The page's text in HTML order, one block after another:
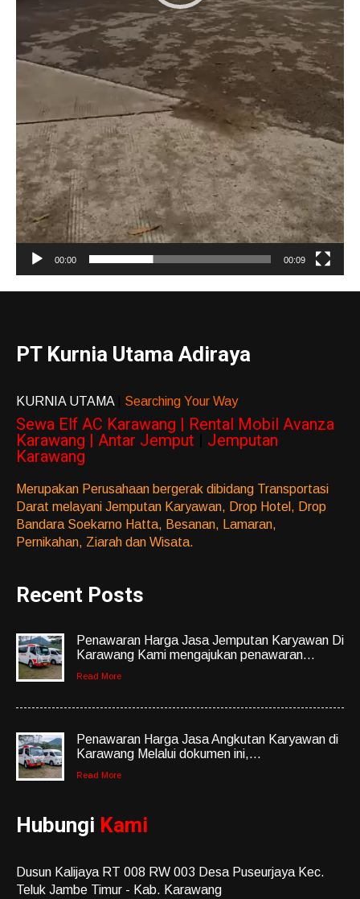
00:00 00:09
PT Kurnia Utama Adiraya
KURNIA UTAMA Searching Your Way
Sewa Elf AC Karawang | Rental Mobil Avanza
Karawang | Antar Jemput
Jemputan
Karawang
Merupakan Perusahaan bergerak dibidang Transportasi
Darat melayani Jemputan Karyawan, Drop Hotel, Drop
Bandara Soekarno Hatta, Besanan, Lamaran,
Pernikahan, Ziarah dan Wisata.
Recent Posts
Penawaran Harga Jasa Jemputan Karyawan Di
Karawang Kami mengajukan penawaran...
Read More
Penawaran Harga Jasa Angkutan Karyawan di
Karawang Melalui dokumen ini,...
Read More
Hubungi Kami
Dusun Kalijaya RT 008 RW 003 Desa Puseurjaya Kec.
Teluk Jambe Timur - Kab. Karawang